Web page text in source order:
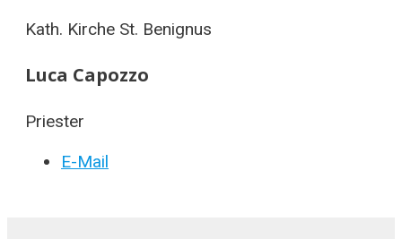
Kath. Kirche St. Benignus
Luca Capozzo
Priester
E-Mail